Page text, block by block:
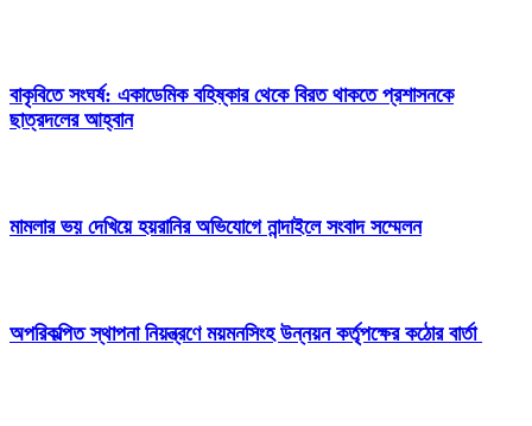
বাকৃবিতে সংঘর্ষ: একাডেমিক বহিষ্কার থেকে বিরত থাকতে প্রশাসনকে
ছাত্রদলের আহ্বান
মামলার ভয় দেখিয়ে হয়রানির অভিযোগে নান্দাইলে সংবাদ সম্মেলন
অপরিকল্পিত স্থাপনা নিয়ন্ত্রণে ময়মনসিংহ উন্নয়ন কর্তৃপক্ষের কঠোর বার্তা